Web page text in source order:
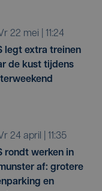
vr 22 mei | 11:24
legt extra treinen
de kust tijdens
vr 24 april | 11:35
rondt werken in
af: grotere
en